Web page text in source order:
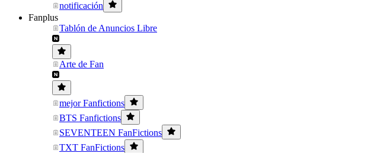
notificación
Fanplus
Tablón de Anuncios Libre
Arte de Fan
mejor Fanfictions
BTS Fanfictions
SEVENTEEN FanFictions
TXT FanFictions